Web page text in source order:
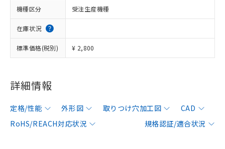
機種区分 受注生産機種
在庫状況
標準価格(税別) ¥ 2,800
詳細情報
定格/性能 外形図 取りつけ穴加工図
CAD
RoHS/REACH対応状況
規格認証/適合状況